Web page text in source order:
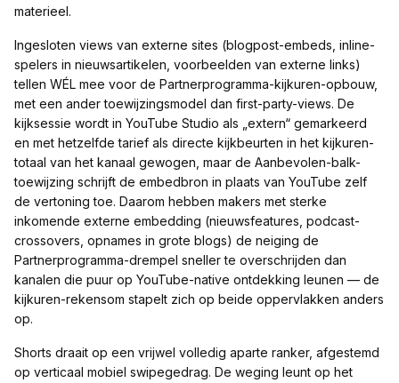
materieel.
Ingesloten views van externe sites (blogpost-embeds, inline-
spelers in nieuwsartikelen, voorbeelden van externe links)
tellen WÉL mee voor de Partnerprogramma-kijkuren-opbouw,
met een ander toewijzingsmodel dan first-party-views. De
kijksessie wordt in YouTube Studio als „extern“ gemarkeerd
en met hetzelfde tarief als directe kijkbeurten in het kijkuren-
totaal van het kanaal gewogen, maar de Aanbevolen-balk-
toewijzing schrijft de embedbron in plaats van YouTube zelf
de vertoning toe. Daarom hebben makers met sterke
inkomende externe embedding (nieuwsfeatures, podcast-
crossovers, opnames in grote blogs) de neiging de
Partnerprogramma-drempel sneller te overschrijden dan
kanalen die puur op YouTube-native ontdekking leunen — de
kijkuren-rekensom stapelt zich op beide oppervlakken anders
op.
Shorts draait op een vrijwel volledig aparte ranker, afgestemd
op verticaal mobiel swipegedrag. De weging leunt op het